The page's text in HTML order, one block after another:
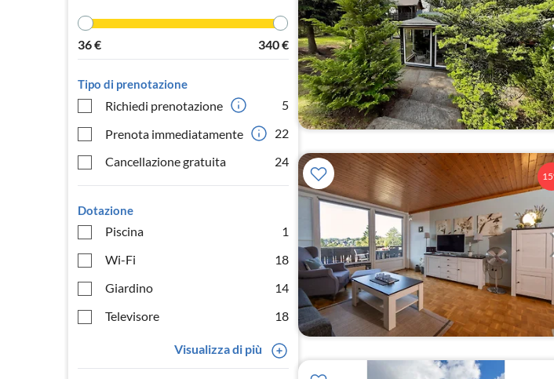
36€ 340€
Tipo di prenotazione
Richiedi prenotazione
5
Prenota immediatamente
22
Cancellazione gratuita
24
Dotazione
Piscina
1
Wi-Fi
18
Giardino
14
Televisore
18
Visualizza di più